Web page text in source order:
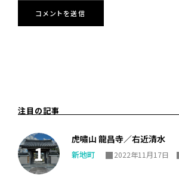
注目の記事
虎嘯山 龍昌寺／右近清水
新地町 2022年11月17日